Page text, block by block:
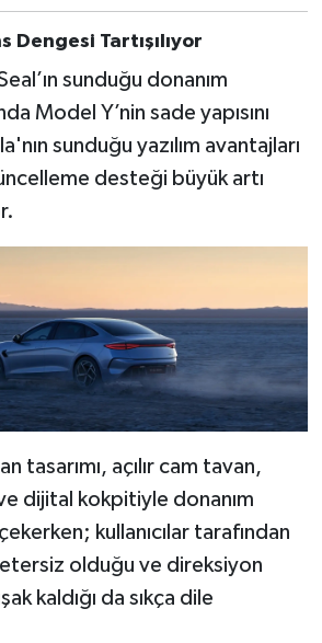
Dengesi Tartışılıyor
sunduğu donanım
Model Y’nin sade yapısını
sunduğu yazılım avantajları
desteği büyük artı
tasarımı, açılır cam tavan,
dijital kokpitiyle donanım
kullanıcılar tarafından
olduğu ve direksiyon
kaldığı da sıkça dile